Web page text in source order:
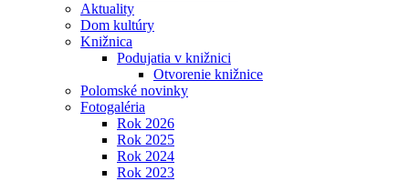
Aktuality
Dom kultúry
Knižnica
Podujatia v knižnici
Otvorenie knižnice
Polomské novinky
Fotogaléria
Rok 2026
Rok 2025
Rok 2024
Rok 2023